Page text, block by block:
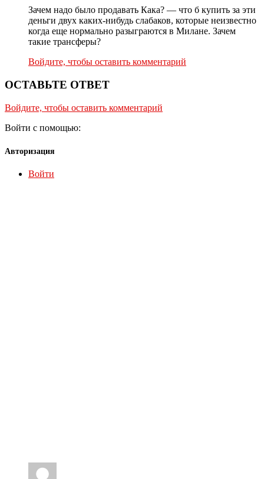
Зачем надо было продавать Кака? — что б купить за эти
деньги двух каких-нибудь слабаков, которые неизвестно
когда еще нормально разыграются в Милане. Зачем
такие трансферы?
Войдите, чтобы оставить комментарий
ОСТАВЬТЕ ОТВЕТ
Войдите, чтобы оставить комментарий
Войти с помощью:
Авторизация
Войти